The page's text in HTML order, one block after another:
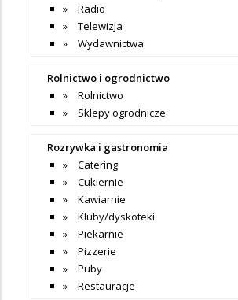
Radio
Telewizja
Wydawnictwa
Rolnictwo i ogrodnictwo
Rolnictwo
Sklepy ogrodnicze
Rozrywka i gastronomia
Catering
Cukiernie
Kawiarnie
Kluby/dyskoteki
Piekarnie
Pizzerie
Puby
Restauracje